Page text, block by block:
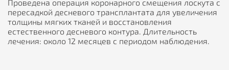
Проведена операция коронарного смещения лоскута с
пересадкой десневого трансплантата для увеличения
толщины мягких тканей и восстановления
естественного десневого контура. Длительность
лечения: около 12 месяцев с периодом наблюдения.